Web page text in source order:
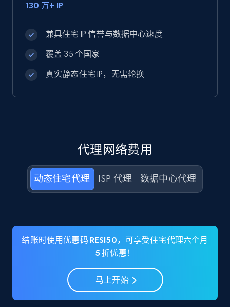
130 万+ IP
兼具住宅 IP 信誉与数据中心速度
覆盖 35 个国家
真实静态住宅 IP，无需轮换
代理网络费用
动态住宅代理 ISP 代理 数据中心代理
结账时使用优惠码 RESI50，可享受住宅代理六个月
5 折优惠！
马上开始